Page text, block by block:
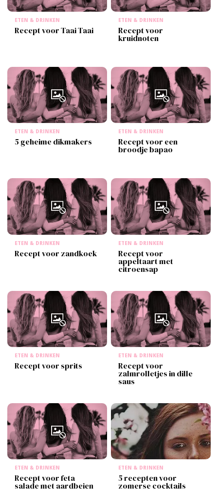
ETEN & DRINKEN
Recept voor Taai Taai
ETEN & DRINKEN
Recept voor
kruidnoten
ETEN & DRINKEN
5 geheime dikmakers
ETEN & DRINKEN
Recept voor een
broodje bapao
ETEN & DRINKEN
Recept voor zandkoek
ETEN & DRINKEN
Recept voor
appeltaart met
citroensap
ETEN & DRINKEN
Recept voor sprits
ETEN & DRINKEN
Recept voor
zalmrolletjes in dille
saus
ETEN & DRINKEN
Recept voor feta
salade met aardbeien
ETEN & DRINKEN
5 recepten voor
zomerse cocktails